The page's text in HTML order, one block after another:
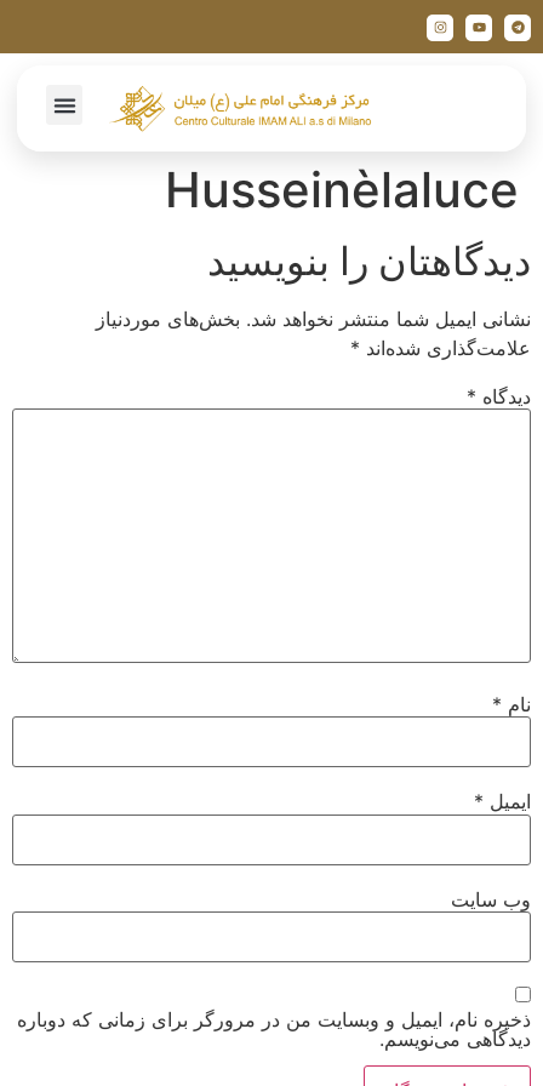
Husseinèlaluce
دیدگاهتان را بنویسید
نشانی ایمیل شما منتشر نخواهد شد. بخش‌های موردنیاز
علامت‌گذاری شده‌اند *
دیدگاه *
نام *
ایمیل *
وب‌ سایت
ذخیره نام، ایمیل و وبسایت من در مرورگر برای زمانی که دوباره
دیدگاهی می‌نویسم.